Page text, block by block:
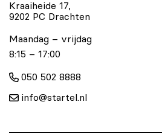
Kraaiheide 17,
9202 PC Drachten
Maandag – vrijdag
8:15 – 17:00
050 502 8888
info@startel.nl